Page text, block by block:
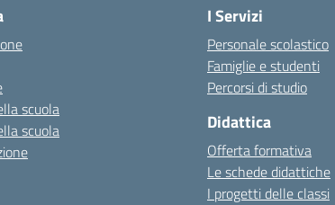
scuola
scuola
I Servizi
Personale scolastico
Famiglie e studenti
Percorsi di studio
Didattica
Offerta formativa
Le schede didattiche
I progetti delle classi